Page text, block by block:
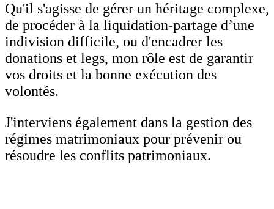
Qu'il s'agisse de gérer un héritage complexe,
de procéder à la liquidation-partage d’une
indivision difficile, ou d'encadrer les
donations et legs, mon rôle est de garantir
vos droits et la bonne exécution des
volontés.
J'interviens également dans la gestion des
régimes matrimoniaux pour prévenir ou
résoudre les conflits patrimoniaux.